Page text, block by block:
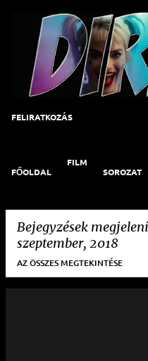
Ugrás a
FELIRATKOZÁS
FŐOLDAL
FILM
SOROZAT
Bejegyzések
szeptember, 2018
AZ ÖSSZES MEGTEKINTÉSE